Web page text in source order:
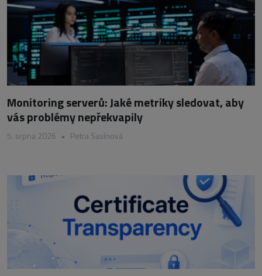
Monitoring serverů: Jaké metriky sledovat, aby
vás problémy nepřekvapily
5. srpna 2026 • Petra Sasínová